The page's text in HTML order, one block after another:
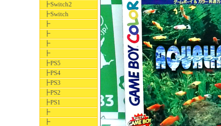
┣Switch2
┣Switch
┣
┣
┣
┣
┣PS5
┣PS4
┣PS3
┣PS2
┣PS1
┣
┣